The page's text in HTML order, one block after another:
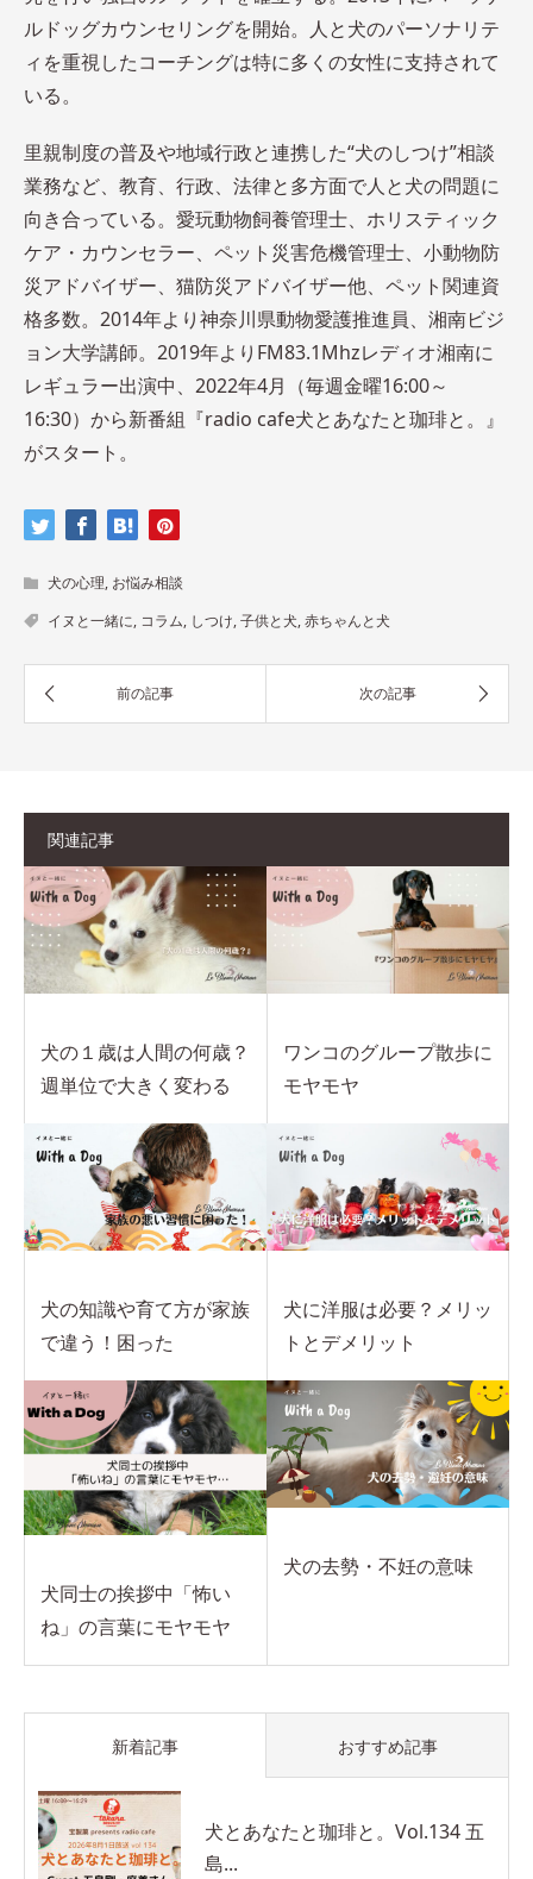
ルドッグカウンセリングを開始。人と犬のパーソナリテ
ィを重視したコーチングは特に多くの女性に支持されて
いる。
里親制度の普及や地域行政と連携した“犬のしつけ”相談
業務など、教育、行政、法律と多方面で人と犬の問題に
向き合っている。愛玩動物飼養管理士、ホリスティック
ケア・カウンセラー、ペット災害危機管理士、小動物防
災アドバイザー、猫防災アドバイザー他、ペット関連資
格多数。2014年より神奈川県動物愛護推進員、湘南ビジ
ョン大学講師。2019年よりFM83.1Mhzレディオ湘南に
レギュラー出演中、2022年4月（毎週金曜16:00～
16:30）から新番組『radio cafe犬とあなたと珈琲と。』
がスタート。
犬の心理, お悩み相談
イヌと一緒に, コラム, しつけ,子供と犬,赤ちゃんと犬
関連記事
犬の１歳は人間の何歳？
週単位で大きく変わる
ワンコのグループ散歩に
モヤモヤ
犬の知識や育て方が家族
で違う！困った
犬に洋服は必要？メリッ
トとデメリット
犬同士の挨拶中「怖い
ね」の言葉にモヤモヤ
犬の去勢・不妊の意味
新着記事 おすすめ記事
犬とあなたと珈琲と。Vol.134 五
島...